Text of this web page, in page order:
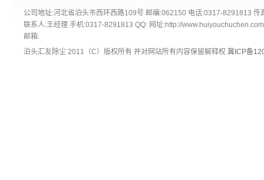
公司地址:河北省泊头市西环西路109号 邮编:062150 电话:0317-8291813
联系人:王经理 手机:0317-8291813 QQ: 网址:http://
邮箱:
泊头汇友除尘 2011（C）版权所有 并对网站所有内容保留解释权 冀ICP备